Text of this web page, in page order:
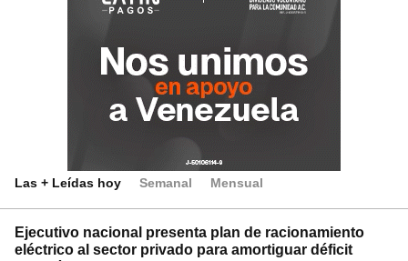
Las + Leídas hoy Semanal Mensual
Ejecutivo nacional presenta plan de racionamiento
eléctrico al sector privado para amortiguar déficit